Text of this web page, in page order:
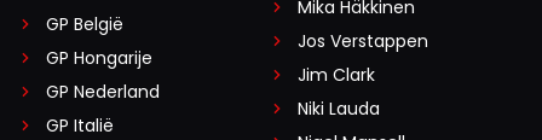
GP België
GP Hongarije
GP Nederland
GP Italië
Mika Häkkinen
Jos Verstappen
Jim Clark
Niki Lauda